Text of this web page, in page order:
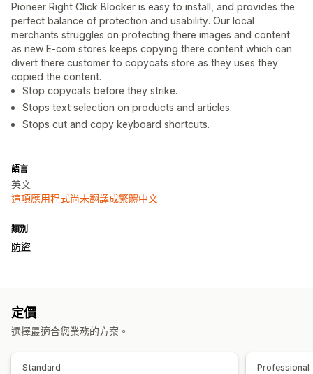
Pioneer Right Click Blocker is easy to install, and provides the
perfect balance of protection and usability. Our local
merchants struggles on protecting there images and content
as new E-com stores keeps copying there content which can
divert there customer to copycats store as they uses they
copied the content.
Stop copycats before they strike.
Stops text selection on products and articles.
Stops cut and copy keyboard shortcuts.
語言
英文
這項應用程式尚未翻譯成繁體中文
類別
防盜
定價
選擇最適合您業務的方案。
Standard Professional